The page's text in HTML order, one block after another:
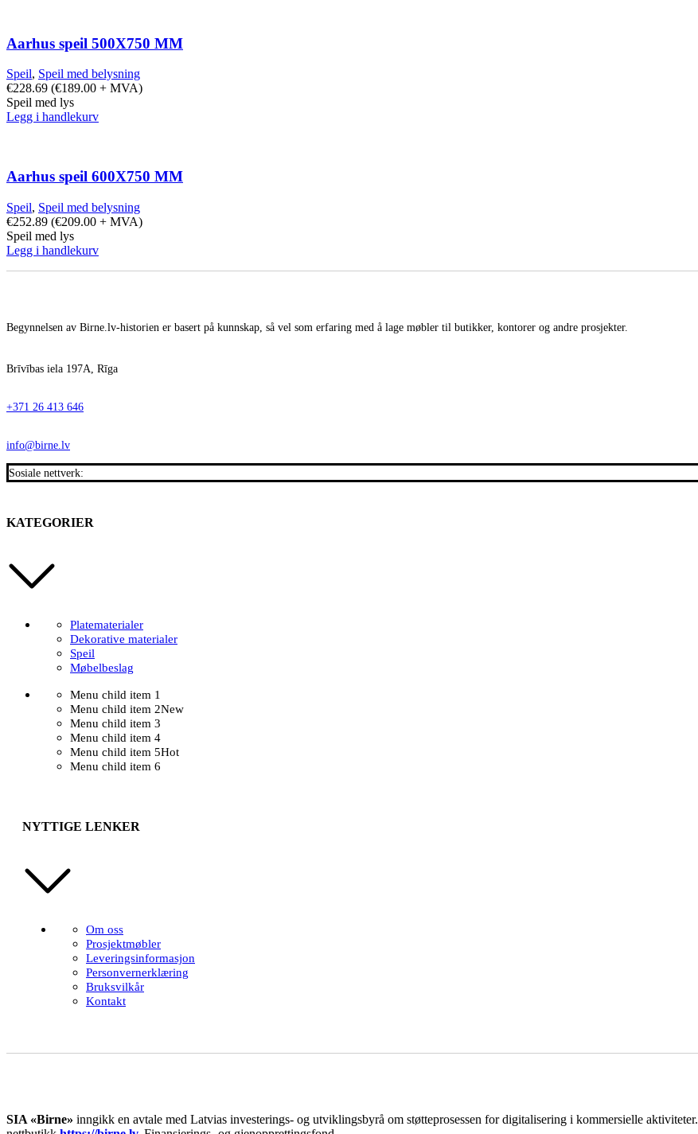
Aarhus speil 500X750 MM
Speil, Speil med belysning
€228.69 (€189.00 + MVA)
Speil med lys
Legg i handlekurv
Aarhus speil 600X750 MM
Speil, Speil med belysning
€252.89 (€209.00 + MVA)
Speil med lys
Legg i handlekurv
Begynnelsen av Birne.lv-historien er basert på kunnskap, så vel som erfaring med å lage møbler til butikker, kontorer og andre prosjekter.
Brīvības iela 197A, Rīga
+371 26 413 646
info@birne.lv
Sosiale nettverk:
KATEGORIER
Platematerialer
Dekorative materialer
Speil
Møbelbeslag
Menu child item 1
Menu child item 2New
Menu child item 3
Menu child item 4
Menu child item 5Hot
Menu child item 6
NYTTIGE LENKER
Om oss
Prosjektmøbler
Leveringsinformasjon
Personvernerklæring
Bruksvilkår
Kontakt
SIA «Birne» inngikk en avtale med Latvias investerings- og utviklingsbyrå om støtteprosessen for digitalisering i kommersielle aktiviteter.